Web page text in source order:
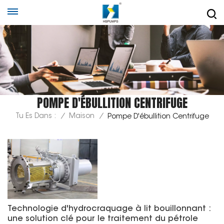
POMPE D'ÉBULLITION CENTRIFUGE
Tu Es Dans : / Maison / Pompe D'ébullition Centrifuge
Technologie d'hydrocraquage à lit bouillonnant :
une solution clé pour le traitement du pétrole